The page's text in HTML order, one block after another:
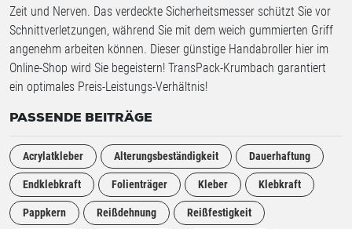
Zeit und Nerven. Das verdeckte Sicherheitsmesser schützt Sie vor
Schnittverletzungen, während Sie mit dem weich gummierten Griff
angenehm arbeiten können. Dieser günstige Handabroller hier im
Online-Shop wird Sie begeistern! TransPack-Krumbach garantiert
ein optimales Preis-Leistungs-Verhältnis!
PASSENDE BEITRÄGE
Acrylatkleber Alterungsbeständigkeit Dauerhaftung
Endklebkraft Folienträger Kleber Klebkraft
Pappkern Reißdehnung Reißfestigkeit